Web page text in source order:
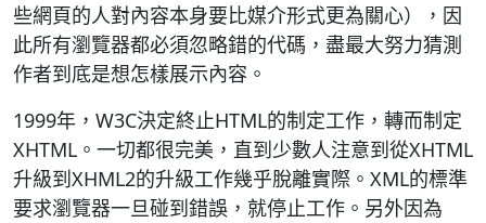
些網頁的人對內容本身要比媒介形式更為關心），因
此所有瀏覽器都必須忽略錯的代碼，盡最大努力猜測
作者到底是想怎樣展示內容。
1999年，W3C決定終止HTML的制定工作，轉而制定
XHTML。一切都很完美，直到少數人注意到從XHTML
升級到XHML2的升級工作幾乎脫離實際。XML的標準
要求瀏覽器一旦碰到錯誤，就停止工作。另外因為